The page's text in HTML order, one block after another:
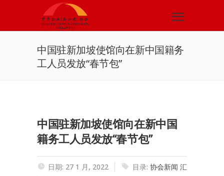
中国驻新加坡使馆向在新中国籍务
工人员发放“春节包”
中国驻新加坡使馆向在新中国
籍务工人员发放“春节包”
日期: 27 1 月, 2022 目录: 协会新闻 汇